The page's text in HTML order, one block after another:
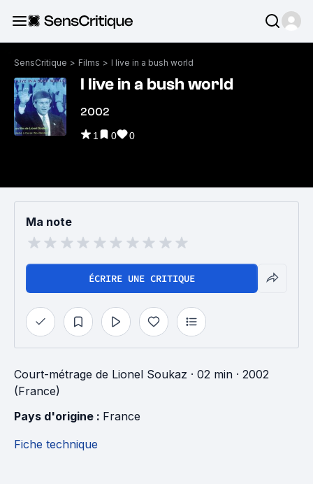
SensCritique > Films > I live in a bush world
I live in a bush world
2002
1 0 0
Ma note
ÉCRIRE UNE CRITIQUE
Court-métrage de Lionel Soukaz · 02 min · 2002
(France)
Pays d'origine : France
Fiche technique